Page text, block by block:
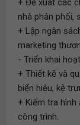
+ Đề xuất các
nhà phân phối,
+ Lập ngân
marketing
- Triển khai
+ Thiết kế và
biển hiệu, kệ
+ Kiểm tra
công trình.